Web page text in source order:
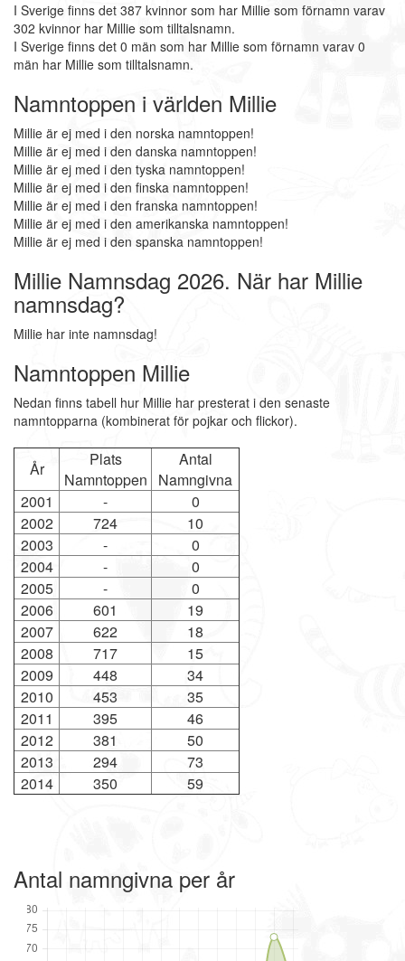
I Sverige finns det 387 kvinnor som har Millie som förnamn varav
302 kvinnor har Millie som tilltalsnamn.
I Sverige finns det 0 män som har Millie som förnamn varav 0
män har Millie som tilltalsnamn.
Namntoppen i världen Millie
Millie är ej med i den norska namntoppen!
Millie är ej med i den danska namntoppen!
Millie är ej med i den tyska namntoppen!
Millie är ej med i den finska namntoppen!
Millie är ej med i den franska namntoppen!
Millie är ej med i den amerikanska namntoppen!
Millie är ej med i den spanska namntoppen!
Millie Namnsdag 2026. När har Millie
namnsdag?
Millie har inte namnsdag!
Namntoppen Millie
Nedan finns tabell hur Millie har presterat i den senaste
namntopparna (kombinerat för pojkar och flickor).
År
Plats
Namntoppen
Antal
Namngivna
2001
-
0
2002
724
10
2003
-
0
2004
-
0
2005
-
0
2006
601
19
2007
622
18
2008
717
15
2009
448
34
2010
453
35
2011
395
46
2012
381
50
2013
294
73
2014
350 59
Antal namngivna per år